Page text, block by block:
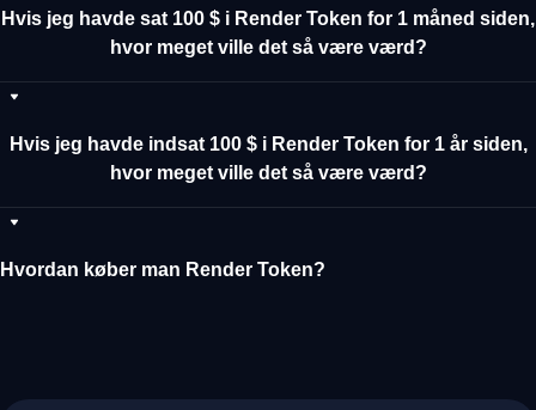
Hvis jeg havde sat 100 $ i Render Token for 1 måned siden,
hvor meget ville det så være værd?
Hvis jeg havde indsat 100 $ i Render Token for 1 år siden,
hvor meget ville det så være værd?
Hvordan køber man Render Token?